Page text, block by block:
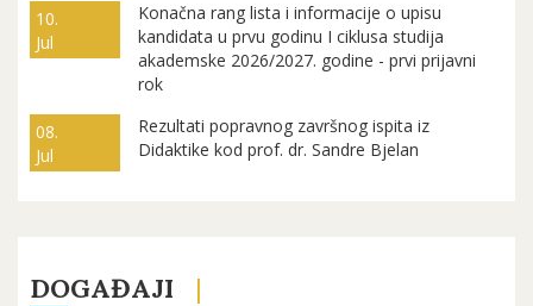
10.
Jul
Konačna rang lista i informacije o upisu
kandidata u prvu godinu I ciklusa studija
akademske 2026/2027. godine - prvi prijavni
rok
08.
Jul
Rezultati popravnog završnog ispita iz
Didaktike kod prof. dr. Sandre Bjelan
DOGAĐAJI